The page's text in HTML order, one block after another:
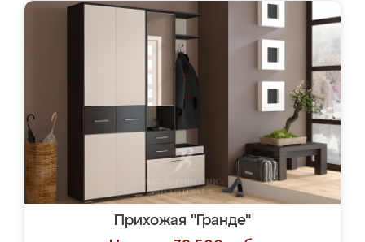
Прихожая "Гранде"